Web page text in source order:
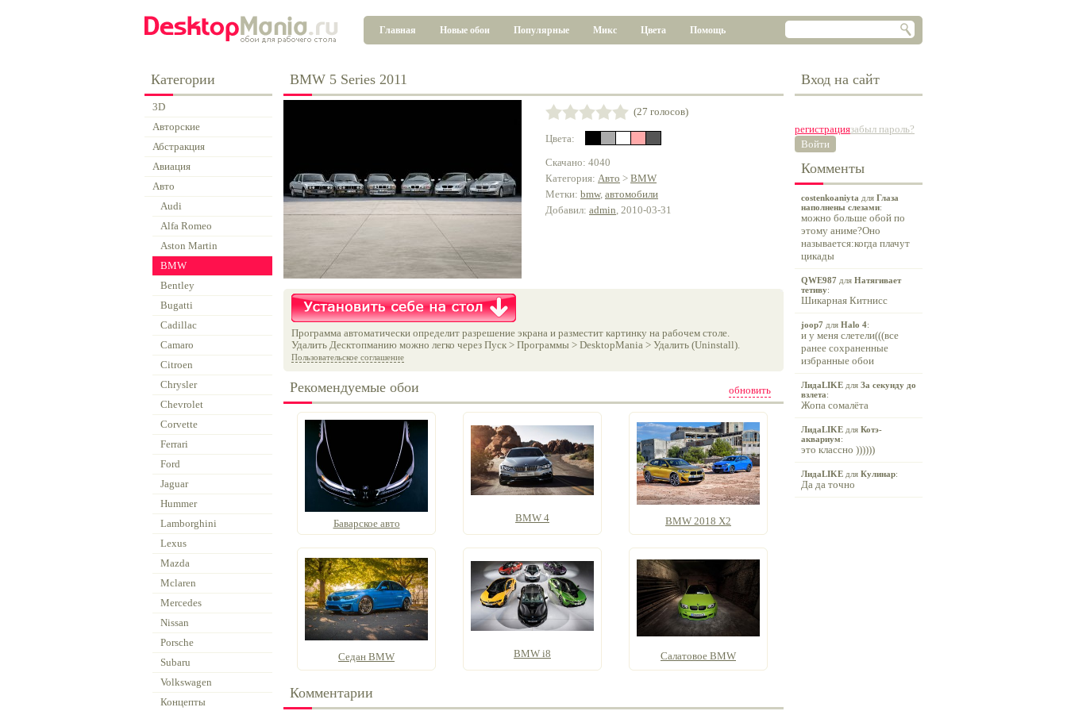
Главная Новые обои Популярные Микс Цвета Помощь
Категории
3D
Авторские
Абстракция
Авиация
Авто
Audi
Alfa Romeo
Aston Martin
BMW
Bentley
Bugatti
Cadillac
Camaro
Citroen
Chrysler
Chevrolet
Corvette
Ferrari
Ford
Jaguar
Hummer
Lamborghini
Lexus
Mazda
Mclaren
Mercedes
Nissan
Porsche
Subaru
Volkswagen
Концепты
BMW 5 Series 2011
(27 голосов)
Цвета:
Скачано: 4040
Категория: Авто > BMW
Метки: bmw, автомобили
Добавил: admin, 2010-03-31
Программа автоматически определит разрешение экрана и разместит картинку на рабочем столе.
Удалить Десктопманию можно легко через Пуск > Программы > DesktopMania > Удалить (Uninstall).
Пользовательское соглашение
обновить
Рекомендуемые обои
Баварское авто BMW 4 BMW 2018 X2
Седан BMW BMW i8 Салатовое BMW
Комментарии
Вход на сайт
регистрациязабыл пароль?
Войти
Комменты
costenkoaniyta для Глаза
наполнены слезами:
можно больше обой по
этому аниме?Оно
называется:когда плачут
цикады
QWE987 для Натягивает
тетиву:
Шикарная Китнисс
joop7 для Halo 4:
и у меня слетели(((все
ранее сохраненные
избранные обои
ЛидаLIKE для За секунду до
взлета:
Жопа сомалёта
ЛидаLIKE для Котэ-
аквариум:
это классно ))))))
ЛидаLIKE для Кулинар:
Да да точно